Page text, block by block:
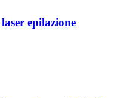
epilazione